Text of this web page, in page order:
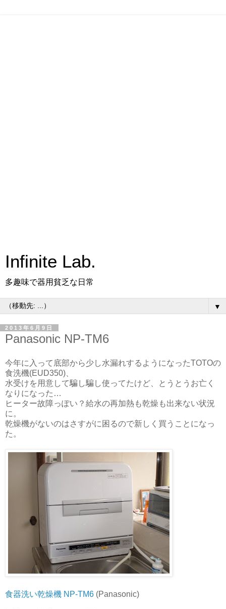
Infinite Lab.
多趣味で器用貧乏な日常
▼
2013年6月9日
Panasonic NP-TM6
今年に入って底部から少し水漏れするようになったTOTOの
食洗機(EUD350)、
水受けを用意して騙し騙し使ってたけど、とうとうお亡く
なりになった…
ヒーター故障っぽい？給水の再加熱も乾燥も出来ない状況
に。
乾燥機がないのはさすがに困るので新しく買うことになっ
た。
食器洗い乾燥機 NP-TM6 (Panasonic)